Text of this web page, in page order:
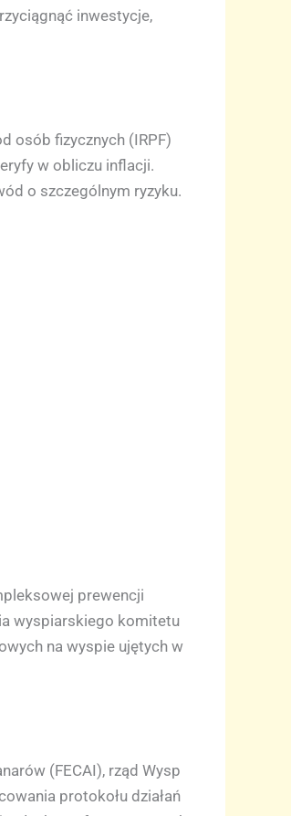
inwestycje,
osób fizycznych (IRPF)
w obliczu inflacji.
o szczególnym ryzyku.
prewencji
wyspiarskiego komitetu
na wyspie ujętych w
(FECAI), rząd Wysp
protokołu działań